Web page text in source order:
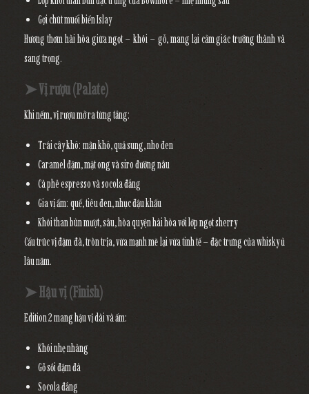
Gợi chút muối biển Islay
Hương thơm hài hòa giữa ngọt – khói – gỗ, mang lại cảm giác trưởng thành và
sang trọng.
➤ Vị rượu (Palate)
Khi nếm, vị rượu mở ra từng tầng:
Trái cây khô: mận khô, quả sung, nho đen
Caramel đậm, mật ong và siro đường nâu
Cà phê espresso và socola đắng
Gia vị ấm: quế, tiêu đen, nhục đậu khấu
Khói than bùn mượt, sâu, hòa quyện hài hòa với lớp ngọt sherry
Cấu trúc vị đậm đà, tròn trịa, vừa mạnh mẽ lại vừa tinh tế – đặc trưng của whisky ủ
lâu năm.
➤ Hậu vị (Finish)
Edition 2 mang hậu vị dài và ấm:
Khói nhẹ nhàng
Gỗ sồi đậm đà
Socola đắng